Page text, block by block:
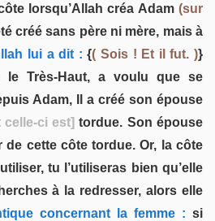
lorsqu’Allah créa Adam (sur
créé sans père ni mère, mais à
lui a dit : {( Sois ! Et il fut. )}
le Très-Haut, a voulu que se
Adam, Il a créé son épouse
celle-ci est] tordue. Son épouse
cette côte tordue. Or, la côte
tu l’utiliseras bien qu’elle
à la redresser, alors elle
concernant la femme : si